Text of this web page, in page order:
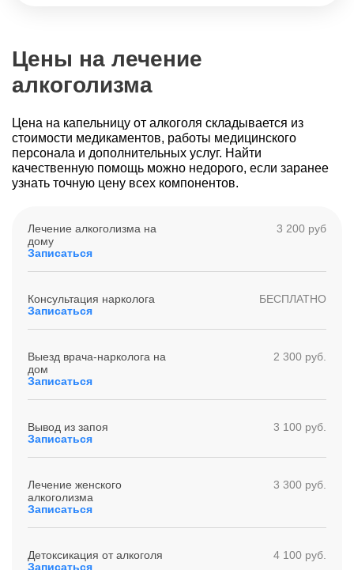
Цены на лечение
алкоголизма
Цена на капельницу от алкоголя складывается из
стоимости медикаментов, работы медицинского
персонала и дополнительных услуг. Найти
качественную помощь можно недорого, если заранее
узнать точную цену всех компонентов.
Лечение алкоголизма на
дому
3 200 руб
Записаться
Консультация нарколога
БЕСПЛАТНО
Записаться
Выезд врача-нарколога на
дом
2 300 руб.
Записаться
Вывод из запоя
3 100 руб.
Записаться
Лечение женского
алкоголизма
3 300 руб.
Записаться
Детоксикация от алкоголя
4 100 руб.
Записаться